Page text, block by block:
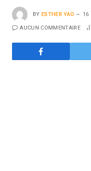
BY ESTHER YAO 16
AUCUN COMMENTAIRE